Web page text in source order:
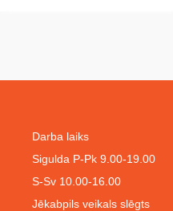
Darba laiks
Sigulda P-Pk 9.00-19.00
S-Sv 10.00-16.00
Jēkabpils veikals slēgts